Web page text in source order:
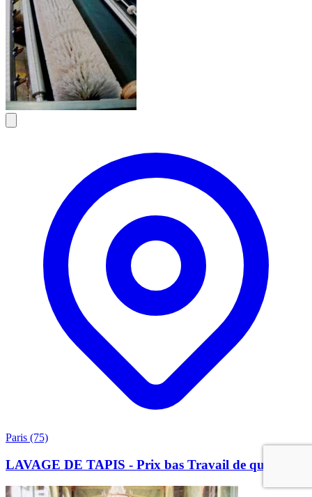
Paris (75)
LAVAGE DE TAPIS - Prix bas Travail de qualité